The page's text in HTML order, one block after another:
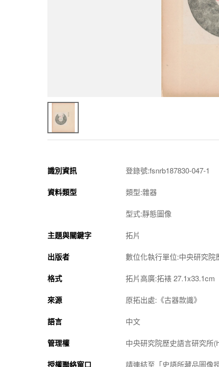
識別資訊 登錄號:fsnrb187830-047-1
資料類型 類型:雜器
型式:靜態圖像
主題與關鍵字 拓片
出版者 數位化執行單位:中央研究院
格式 拓片高廣:拓裱 27.1x33.1cm
來源 原拓出處:《古器款識》
語言 中文
管理權 中央研究院歷史語言研究所
授權聯絡窗口 請連結至「史語所藏品圖像